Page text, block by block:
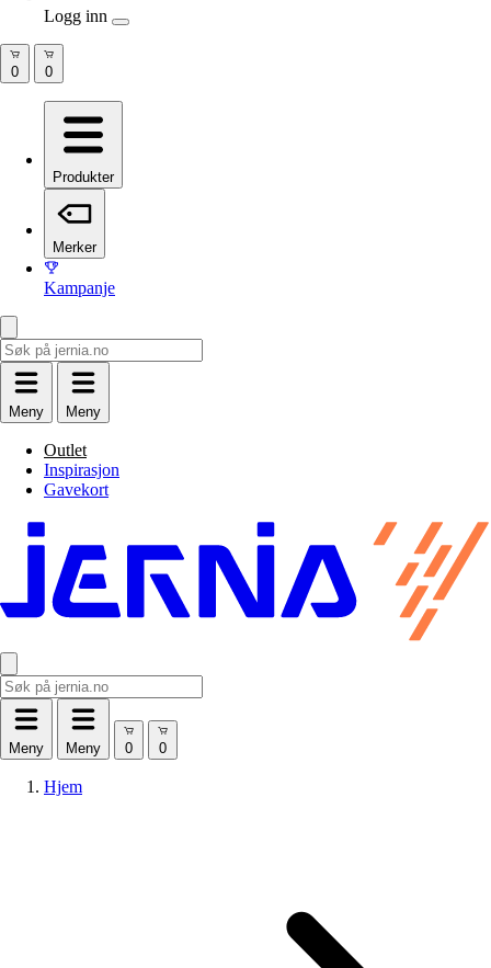
Produkter
Merker
Kampanje
Meny Meny
Outlet
Inspirasjon
Gavekort
Meny Meny
Hjem